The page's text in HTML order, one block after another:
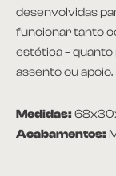
desenvolvidas
funcionar tanto
estética –
assento ou apoio.
Medidas:
Acabamentos: